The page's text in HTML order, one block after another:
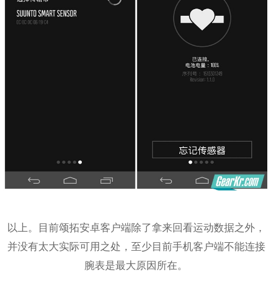
以上。目前颂拓安卓客户端除了拿来回看运动数据之外，
并没有太大实际可用之处，至少目前手机客户端不能连接
腕表是最大原因所在。